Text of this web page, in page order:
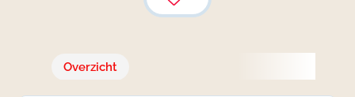
Overzicht